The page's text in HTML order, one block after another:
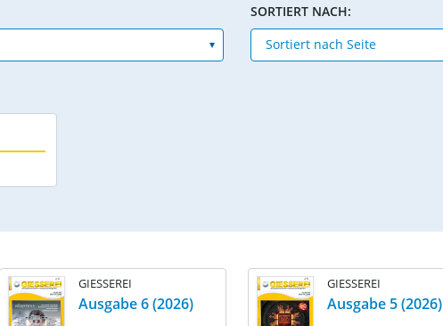
SORTIERT NACH:
GIESSEREI
Ausgabe 6 (2026)
GIESSEREI
Ausgabe 5 (2026)